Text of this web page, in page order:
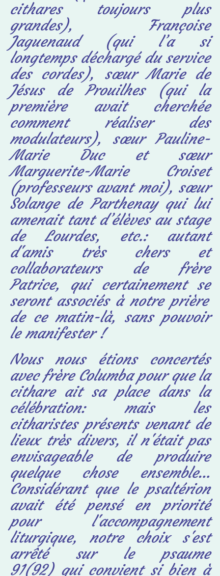
cithares toujours plus
grandes), Françoise
Jaguenaud (qui l’a si
longtemps déchargé du service
des cordes), sœur Marie de
Jésus de Prouilhes (qui la
première avait cherchée
comment réaliser des
modulateurs), sœur Pauline-
Marie Duc et sœur
Marguerite-Marie Croiset
(professeurs avant moi), sœur
Solange de Parthenay qui lui
amenait tant d’élèves au stage
de Lourdes, etc.: autant
d'amis très chers et
collaborateurs de frère
Patrice, qui certainement se
seront associés à notre prière
de ce matin-là, sans pouvoir
le manifester !
Nous nous étions concertés
avec frère Columba pour que la
cithare ait saplace dans la
célébration: mais les
citharistes présents venant de
lieux très divers, il n'était pas
envisageable de produire
quelque chose ensemble…
Considérant que le psaltérion
avait été pensé en priorité
pour l'accompagnement
liturgique, notre choix s'est
arrêté sur le psaume
91(92)qui convient si bien à